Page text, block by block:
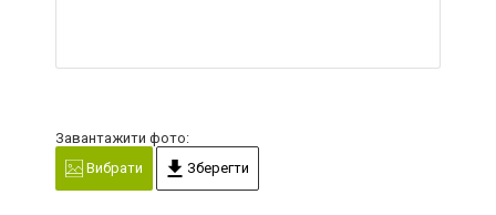
Завантажити фото:
Вибрати
Зберегти